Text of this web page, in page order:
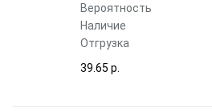
Вероятность
Наличие
Отгрузка
39.65 p.